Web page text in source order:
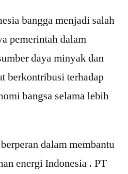
bangga menjadi salah
pemerintah dalam
daya minyak dan
berkontribusi terhadap
bangsa selama lebih
dalam membantu
energi Indonesia . PT